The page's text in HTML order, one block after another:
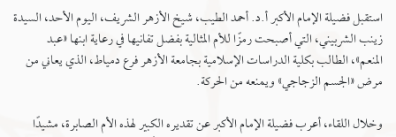
استقبل فضيلة الإمام الأكبر أ.د. أحمد الطيب، شيخ الأزهر الشريف، اليوم الأحد، السيدة
زينب الشربيني، ‏التي أصبحت رمزًا للأم المثالية بفضل تفانيها في رعاية ابنها «عبد
المنعم»، الطالب بكلية الدراسات ‏الإسلامية بجامعة الأزهر فرع دمياط، الذي يعاني من
مرض «الجسم الزجاجي» ويمنعه من الحركة. ‏
وخلال اللقاء، أعرب فضيلة الإمام الأكبر عن تقديره الكبير لهذه الأم الصابرة، مشيدًا